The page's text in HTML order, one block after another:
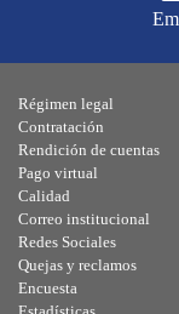
Régimen legal
Contratación
Rendición de cuentas
Pago virtual
Calidad
Correo institucional
Redes Sociales
Quejas y reclamos
Encuesta